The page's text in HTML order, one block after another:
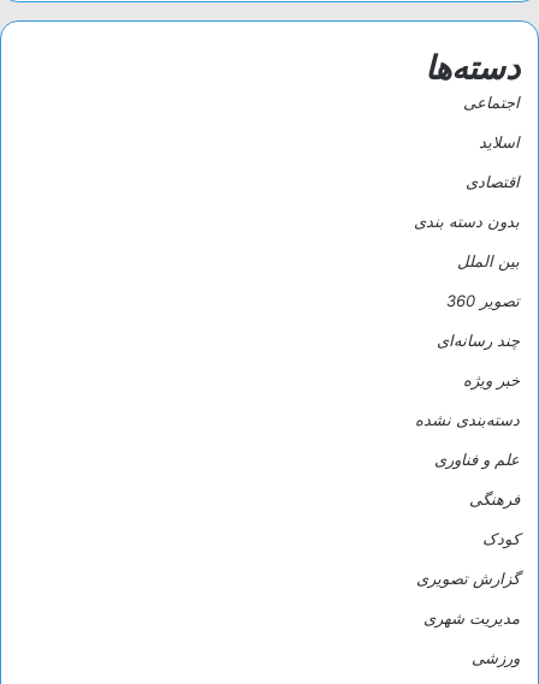
دسته‌ها
اجتماعی
اسلاید
اقتصادی
بدون دسته بندی
بین الملل
تصویر 360
چند رسانه‌ای
خبر ویژه
دسته‌بندی نشده
علم و فناوری
فرهنگی
کودک
گزارش تصویری
مدیریت شهری
ورزشی